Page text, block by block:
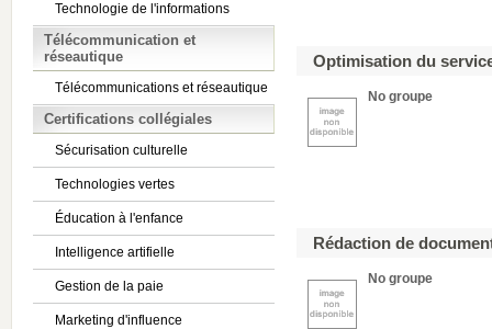
Technologie de l'informations
Télécommunication et
réseautique
Télécommunications et réseautique
Certifications collégiales
Sécurisation culturelle
Technologies vertes
Éducation à l'enfance
Intelligence artifielle
Gestion de la paie
Marketing d'influence
Optimisation du
No groupe
Rédaction de
No groupe